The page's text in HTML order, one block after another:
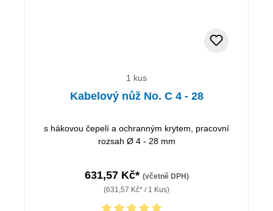
1 kus
Kabelový nůž No. C 4 - 28
s hákovou čepelí a ochranným krytem, pracovní
rozsah Ø 4 - 28 mm
631,57 Kč* (včetně DPH)
(631,57 Kč* / 1 Kus)